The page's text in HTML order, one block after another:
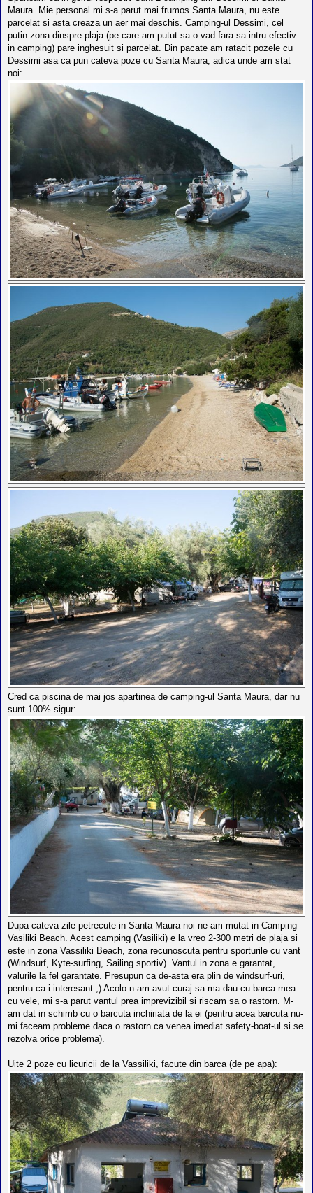
Maura. Mie personal mi s-a parut mai frumos Santa Maura, nu este
parcelat si asta creaza un aer mai deschis. Camping-ul Dessimi, cel
putin zona dinspre plaja (pe care am putut sa o vad fara sa intru efectiv
in camping) pare inghesuit si parcelat. Din pacate am ratacit pozele cu
Dessimi asa ca pun cateva poze cu Santa Maura, adica unde am stat
noi:
Cred ca piscina de mai jos apartinea de camping-ul Santa Maura, dar nu
sunt 100% sigur:
Dupa cateva zile petrecute in Santa Maura noi ne-am mutat in Camping
Vasiliki Beach. Acest camping (Vasiliki) e la vreo 2-300 metri de plaja si
este in zona Vassiliki Beach, zona recunoscuta pentru sporturile cu vant
(Windsurf, Kyte-surfing, Sailing sportiv). Vantul in zona e garantat,
valurile la fel garantate. Presupun ca de-asta era plin de windsurf-uri,
pentru ca-i interesant ;) Acolo n-am avut curaj sa ma dau cu barca mea
cu vele, mi s-a parut vantul prea imprevizibil si riscam sa o rastorn. M-
am dat in schimb cu o barcuta inchiriata de la ei (pentru acea barcuta nu-
mi faceam probleme daca o rastorn ca venea imediat safety-boat-ul si se
rezolva orice problema).
Uite 2 poze cu licuricii de la Vassiliki, facute din barca (de pe apa):